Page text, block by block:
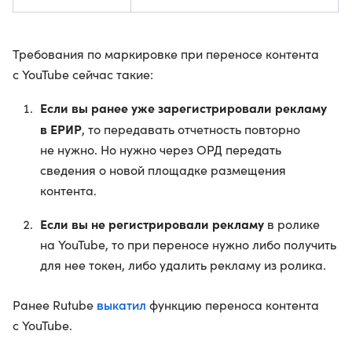
Требования по маркировке при переносе контента
с YouTube сейчас такие:
Если вы ранее уже зарегистрировали рекламу
в ЕРИР, то передавать отчетность повторно
не нужно. Но нужно через ОРД передать
сведения о новой площадке размещения
контента.
Если вы не регистрировали рекламу в ролике
на YouTube, то при переносе нужно либо получить
для нее токен, либо удалить рекламу из ролика.
Ранее Rutube выкатил функцию переноса контента
с YouTube.